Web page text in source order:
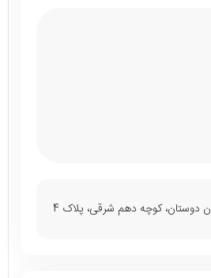
دوستان، کوچه دهم شرقی، پلاک 4